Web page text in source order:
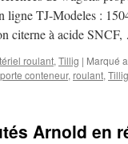
ligne TJ-Modeles :
citerne à acide
roulant, Tillig | Marqué
porte conteneur, roulant, Tillig
Arnold en